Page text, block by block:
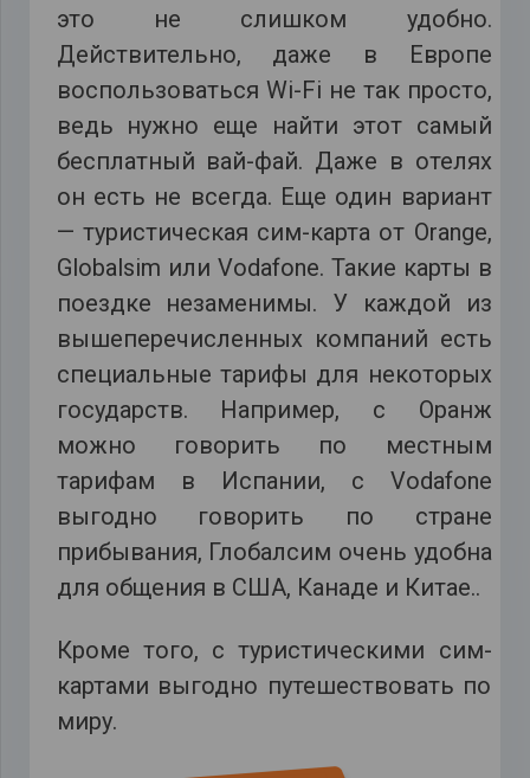
это не слишком удобно.
Действительно, даже в Европе
воспользоваться Wi-Fi не так просто,
ведь нужно еще найти этот самый
бесплатный вай-фай. Даже в отелях
он есть не всегда. Еще один вариант
— туристическая сим-карта от Orange,
Globalsim или Vodafone. Такие карты в
поездке незаменимы. У каждой из
вышеперечисленных компаний есть
специальные тарифы для некоторых
государств. Например, с Оранж
можно говорить по местным
тарифам в Испании, с Vodafone
выгодно говорить по стране
прибывания, Глобалсим очень удобна
для общения в США, Канаде и Китае..
Кроме того, с туристическими сим-
картами выгодно путешествовать по
миру.